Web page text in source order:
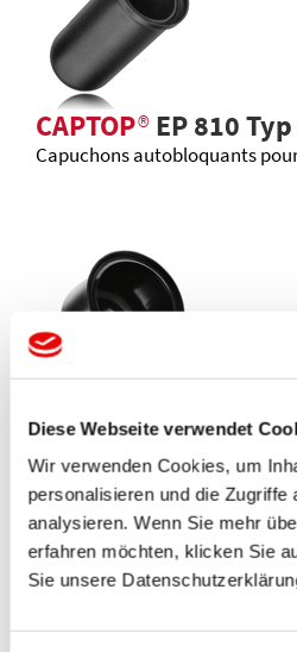
Diese Webseite verwendet
Wir verwenden Cookies, um
personalisieren und die Zugriffe
analysieren. Wenn Sie mehr
erfahren möchten, klicken Sie
Sie unsere
CAPTOP®EP 810
Capuchons autobloquants
capuchons autobloquants